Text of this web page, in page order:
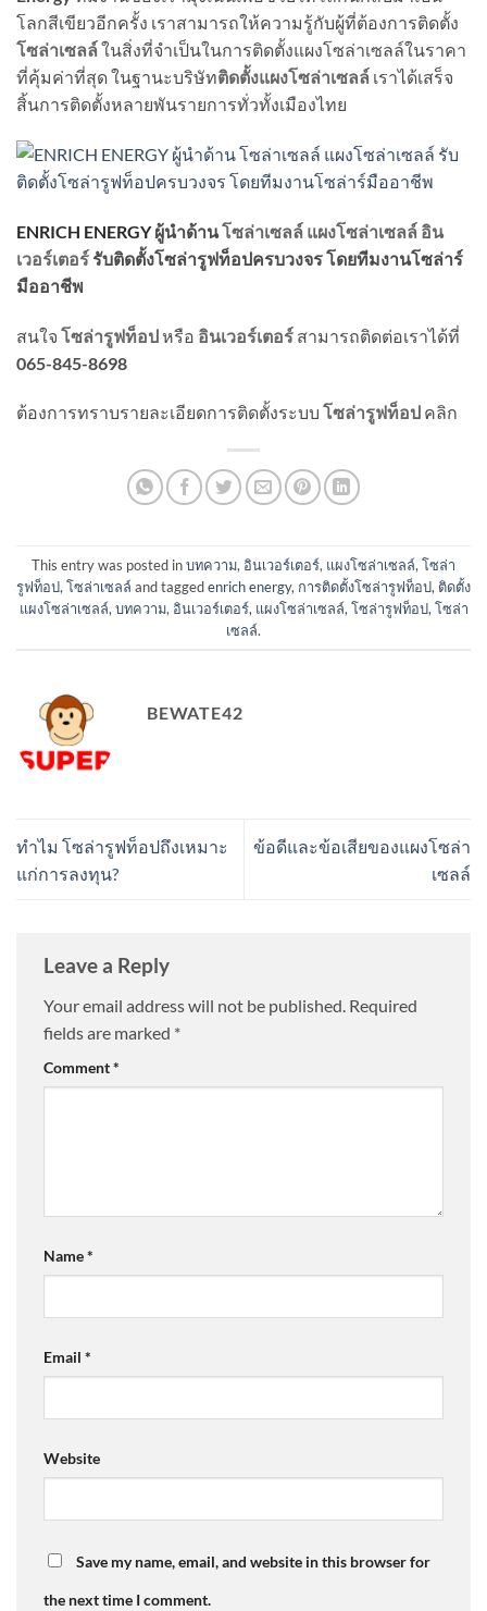
โลกสีเขียวอีกครั้ง เราสามารถให้ความรู้กับผู้ที่ต้องการติดตั้ง
โซล่าเซลล์ ในสิ่งที่จำเป็นในการติดตั้งแผงโซล่าเซลล์ในราคา
ที่คุ้มค่าที่สุด ในฐานะบริษัทติดตั้งแผงโซล่าเซลล์ เราได้เสร็จ
สิ้นการติดตั้งหลายพันรายการทั่วทั้งเมืองไทย
ENRICH ENERGYผู้นำด้านโซล่าเซลล์ แผงโซล่าเซลล์ อิน
เวอร์เตอร์ รับติดตั้งโซล่ารูฟท็อปครบวงจรโดยทีมงานโซล่าร์
มืออาชีพ
สนใจ โซล่ารูฟท็อปหรือ อินเวอร์เตอร์ สามารถติดต่อเราได้ที่
065-845-8698
ต้องการทราบรายละเอียดการติดตั้งระบบ โซล่ารูฟท็อป คลิก
This entry was posted inบทความ, อินเวอร์เตอร์, แผงโซล่าเซลล์, โซล่า
รูฟท็อป, โซล่าเซลล์ and taggedenrich energy, การติดตั้งโซล่ารูฟท็อป, ติดตั้ง
แผงโซล่าเซลล์, บทความ, อินเวอร์เตอร์, แผงโซล่าเซลล์, โซล่ารูฟท็อป, โซล่า
เซลล์.
BEWATE42
ทำไม โซล่ารูฟท็อปถึงเหมาะ
แก่การลงทุน?
ข้อดีและข้อเสียของแผงโซล่า
เซลล์
Leave a Reply
Your email address will not be published. Required
fields are marked *
Comment*
Name*
Email *
Website
Save my name, email, and website in this browser for
the next time I comment.